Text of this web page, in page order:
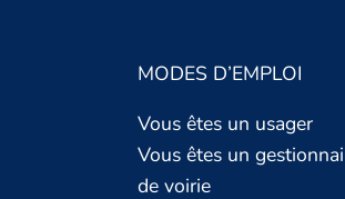
MODES D’EMPLOI
Vous êtes un usager
Vous êtes un
de voirie